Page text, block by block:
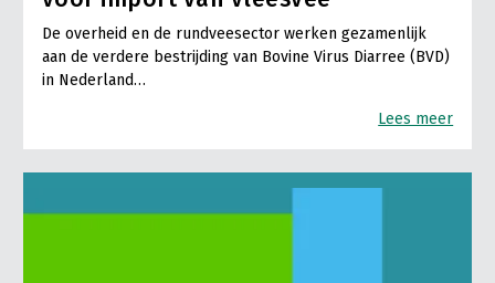
De overheid en de rundveesector werken gezamenlijk
aan de verdere bestrijding van Bovine Virus Diarree (BVD)
in Nederland…
Lees meer